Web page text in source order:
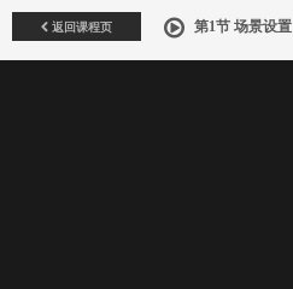
返回课程页 第1节 场景设置